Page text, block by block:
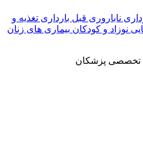
ناباروری قبل بارداری تغذیه و
نوزاد و کودکان بیماری های زنان
تخصصی پزشکان